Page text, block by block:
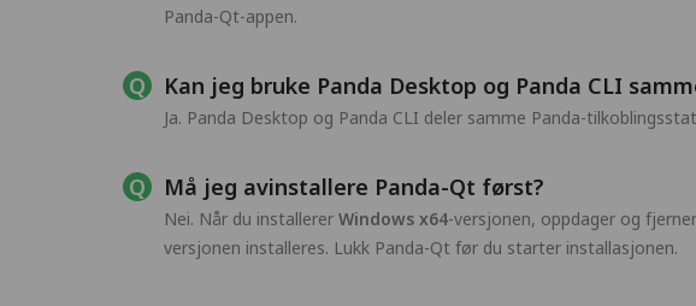
Panda-Qt-appen.
Kan jeg bruke Panda Desktop og Panda CLI
Ja. Panda Desktop og Panda CLI deler samme Panda-
Må jeg avinstallere Panda-Qt først?
Nei. Når du installerer Windows x64-versjonen, oppdager og
versjonen installeres. Lukk Panda-Qt før du starter installasjonen.